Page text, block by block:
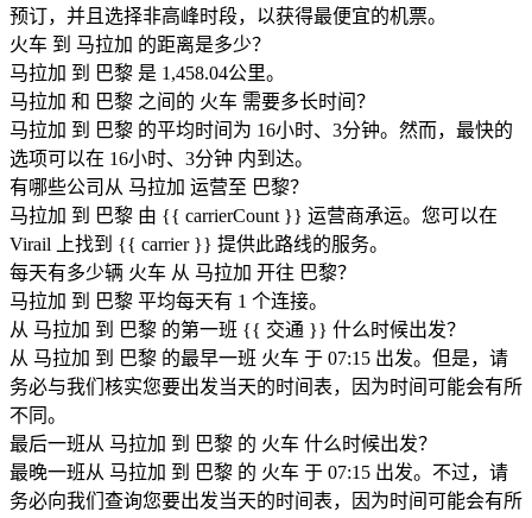
预订，并且选择非高峰时段，以获得最便宜的机票。
火车 到 马拉加 的距离是多少？
马拉加 到 巴黎 是 1,458.04公里。
马拉加 和 巴黎 之间的 火车 需要多长时间？
马拉加 到 巴黎 的平均时间为 16小时、3分钟。然而，最快的
选项可以在 16小时、3分钟 内到达。
有哪些公司从 马拉加 运营至 巴黎？
马拉加 到 巴黎 由 {{ car​​rierCount }} 运营商承运。您可以在
Virail 上找到 {{ car​​rier }} 提供此路线的服务。
每天有多少辆 火车 从 马拉加 开往 巴黎？
马拉加 到 巴黎 平均每天有 1 个连接。
从 马拉加 到 巴黎 的第一班 {{ 交通 }} 什么时候出发？
从 马拉加 到 巴黎 的最早一班 火车 于 07:15 出发。但是，请
务必与我们核实您要出发当天的时间表，因为时间可能会有所
不同。
最后一班从 马拉加 到 巴黎 的 火车 什么时候出发？
最晚一班从 马拉加 到 巴黎 的 火车 于 07:15 出发。不过，请
务必向我们查询您要出发当天的时间表，因为时间可能会有所